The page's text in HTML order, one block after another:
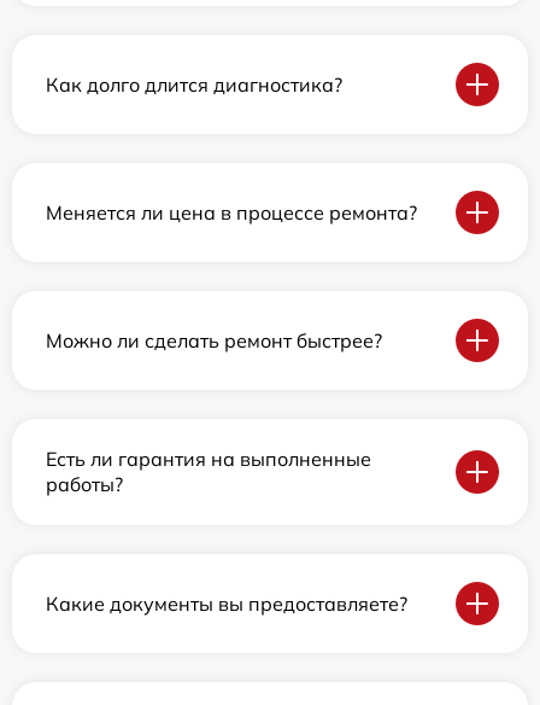
Как долго длится диагностика?
Меняется ли цена в процессе ремонта?
Можно ли сделать ремонт быстрее?
Есть ли гарантия на выполненные
работы?
Какие документы вы предоставляете?